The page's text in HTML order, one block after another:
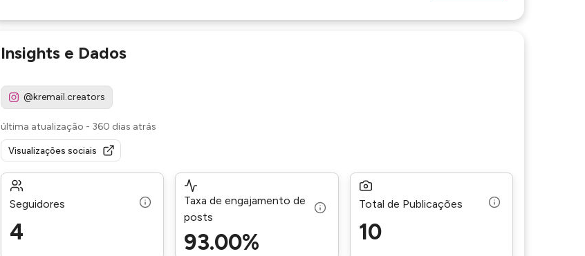
Insights e Dados
@kremail.creators
última atualização - 360 dias atrás
Visualizações sociais
Seguidores
4
Taxa de engajamento de
posts
93.00%
Total de Publicações
10